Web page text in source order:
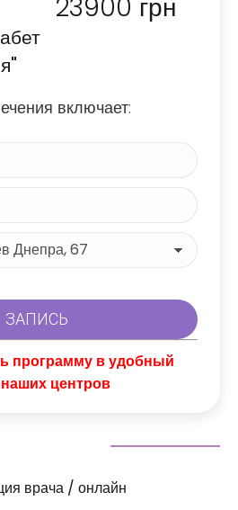
23900 грн
включает:
программу в удобный
центров
врача / онлайн